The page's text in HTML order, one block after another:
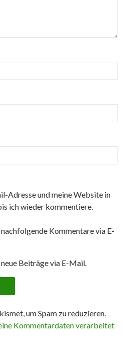
Adresse und meine Website in
ich wieder kommentiere.
Kommentare via E-
Beiträge via E-Mail.
um Spam zu reduzieren.
Kommentardaten verarbeitet